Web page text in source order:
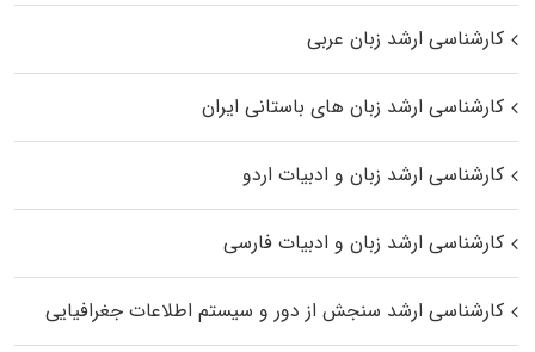
کارشناسی ارشد زبان عربی
کارشناسی ارشد زبان‌ های باستانی ایران
کارشناسی ارشد زبان و ادبیات اردو
کارشناسی ارشد زبان و ادبیات فارسی
کارشناسی ارشد سنجش از دور و سیستم اطلاعات جغرافیایی